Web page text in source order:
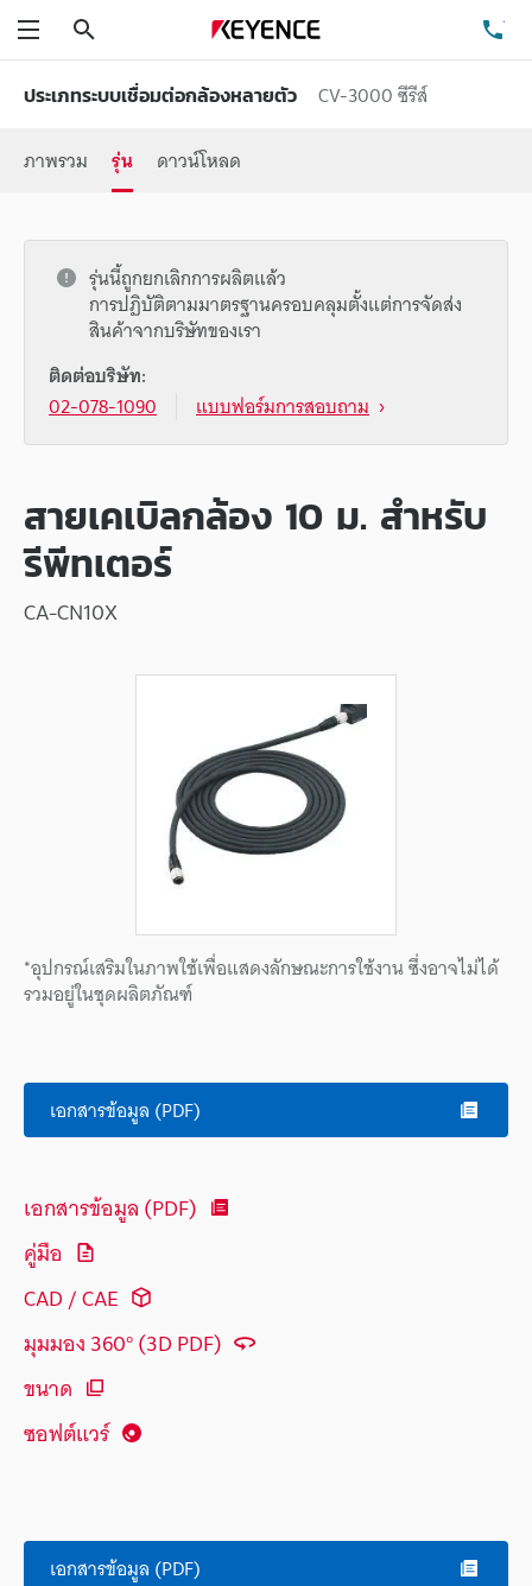
ประเภทระบบเชื่อมต่อกล้องหลายตัว
CV-3000 ซีรีส์
ภาพรวม
รุ่น ดาวน์โหลด
รุ่นนี้ถูกยกเลิกการผลิตแล้ว
การปฏิบัติตามมาตรฐานครอบคลุมตั้งแต่การจัดส่ง
สินค้าจากบริษัทของเรา
ติดต่อบริษัท:
02-078-1090
แบบฟอร์มการสอบถาม
สายเคเบิลกล้อง 10 ม. สำหรับ
รีพีทเตอร์
CA-CN10X
*อุปกรณ์เสริมในภาพใช้เพื่อแสดงลักษณะการใช้งาน ซึ่งอาจไม่ได้
รวมอยู่ในชุดผลิตภัณฑ์
เอกสารข้อมูล (PDF)
เอกสารข้อมูล (PDF)
คู่มือ
CAD / CAE
มุมมอง 360° (3D PDF)
ขนาด
ซอฟต์แวร์
เอกสารข้อมูล (PDF)